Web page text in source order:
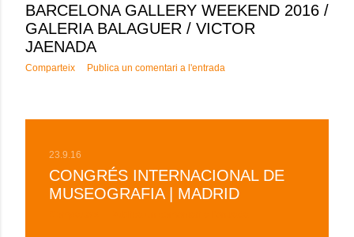
BARCELONA GALLERY WEEKEND 2016 /
GALERIA BALAGUER / VICTOR
JAENADA
Comparteix Publica un comentari a l'entrada
23.9.16
CONGRÉS INTERNACIONAL DE
MUSEOGRAFIA | MADRID